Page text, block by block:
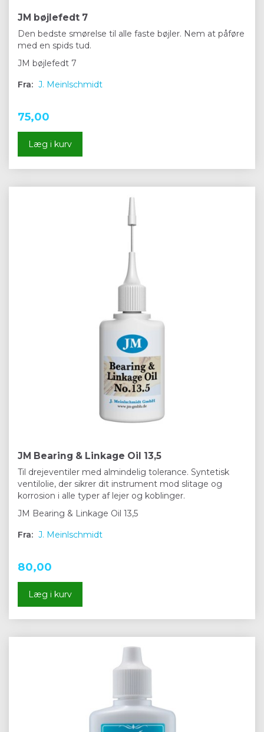
JM bøjlefedt 7
Den bedste smørelse til alle faste bøjler. Nem at påføre
med en spids tud.
JM bøjlefedt 7
Fra: J. Meinlschmidt
75,00
Læg i kurv
JM Bearing & Linkage Oil 13,5
Til drejeventiler med almindelig tolerance. Syntetisk
ventilolie, der sikrer dit instrument mod slitage og
korrosion i alle typer af lejer og koblinger.
JM Bearing & Linkage Oil 13,5
Fra: J. Meinlschmidt
80,00
Læg i kurv